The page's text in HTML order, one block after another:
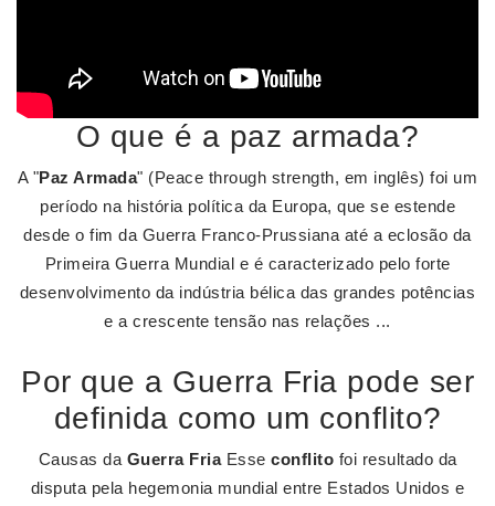
O que é a paz armada?
A "Paz Armada" (Peace through strength, em inglês) foi um
período na história política da Europa, que se estende
desde o fim da Guerra Franco-Prussiana até a eclosão da
Primeira Guerra Mundial e é caracterizado pelo forte
desenvolvimento da indústria bélica das grandes potências
e a crescente tensão nas relações ...
Por que a Guerra Fria pode ser
definida como um conflito?
Causas da Guerra FriaEsse conflito foi resultado da
disputa pela hegemonia mundial entre Estados Unidos e